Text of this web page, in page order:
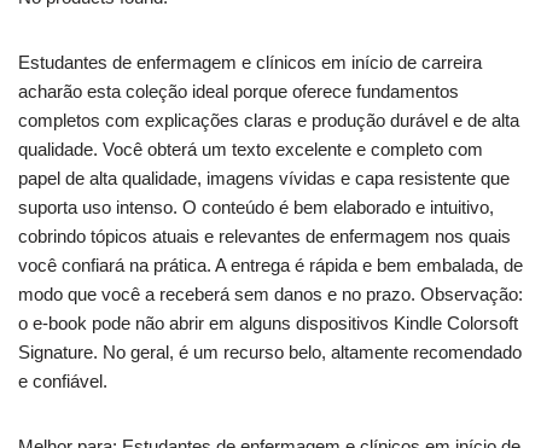
Estudantes de enfermagem e clínicos em início de carreira
acharão esta coleção ideal porque oferece fundamentos
completos com explicações claras e produção durável e de alta
qualidade. Você obterá um texto excelente e completo com
papel de alta qualidade, imagens vívidas e capa resistente que
suporta uso intenso. O conteúdo é bem elaborado e intuitivo,
cobrindo tópicos atuais e relevantes de enfermagem nos quais
você confiará na prática. A entrega é rápida e bem embalada, de
modo que você a receberá sem danos e no prazo. Observação:
o e-book pode não abrir em alguns dispositivos Kindle Colorsoft
Signature. No geral, é um recurso belo, altamente recomendado
e confiável.